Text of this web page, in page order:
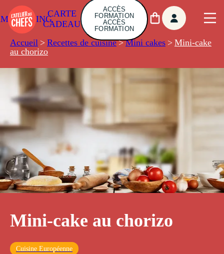
CARTE
CADEAU
ACCÈS
FORMATION
ACCÈS
FORMATION
Accueil > Recettes de cuisine > Mini cakes > Mini-cake
au chorizo
Mini-cake au chorizo
Cuisine Européenne